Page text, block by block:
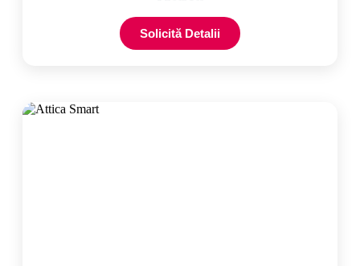
Solicită Detalii